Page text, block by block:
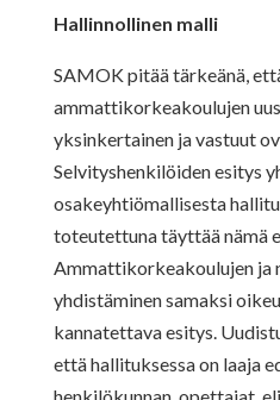
Hallinnollinen malli
SAMOK pitää tärkeänä,
ammattikorkeakoulujen
yksinkertainen ja vastuut
Selvityshenkilöiden esitys
osakeyhtiömallisesta
toteutettuna täyttää nämä
Ammattikorkeakoulujen ja
yhdistäminen samaksi
kannatettava esitys.
että hallituksessa on laaja